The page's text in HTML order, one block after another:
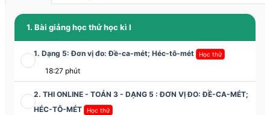
1. Bài giảng học thử học kì I
1. Dạng 5: Đơn vị đo: Đề-ca-mét; Héc-tô-mét Học thử
18:27 phút
2. THI ONLINE - TOÁN 3 - DẠNG 5 : ĐƠN VỊ ĐO: ĐỀ-CA-MÉT;
HÉC-TÔ-MÉT
Học thử